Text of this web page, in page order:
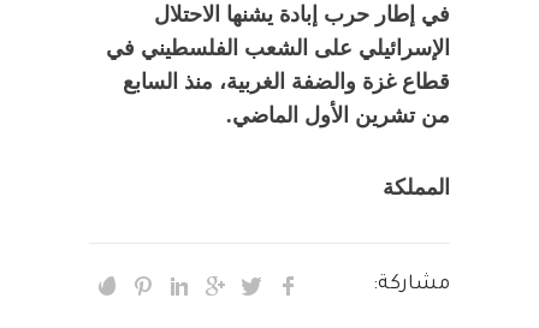
في إطار حرب إبادة يشنها الاحتلال
الإسرائيلي على الشعب الفلسطيني في
قطاع غزة والضفة الغربية، منذ السابع
من تشرين الأول الماضي.
المملكة
مشاركة: